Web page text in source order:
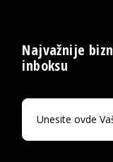
Najvažnije
inboksu